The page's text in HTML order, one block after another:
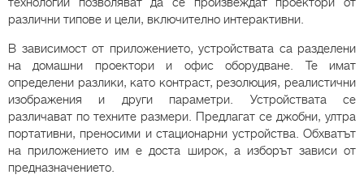
различни типове и цели, включително интерактивни.
В зависимост от приложението, устройствата са разделени
на домашни проектори и офис оборудване. Те имат
определени разлики, като контраст, резолюция, реалистични
изображения и други параметри. Устройствата се
различават по техните размери. Предлагат се джобни, ултра
портативни, преносими и стационарни устройства. Обхватът
на приложението им е доста широк, а изборът зависи от
предназначението.